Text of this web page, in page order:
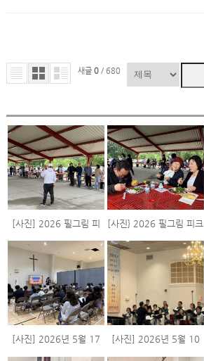
새글 0/ 680
[사진] 2026 필그림 피
크닉 #2
[사진} 2026 필그림 피크
닉 #1
[사진] 2026년 5월 17 [사진] 2026년 5월 10